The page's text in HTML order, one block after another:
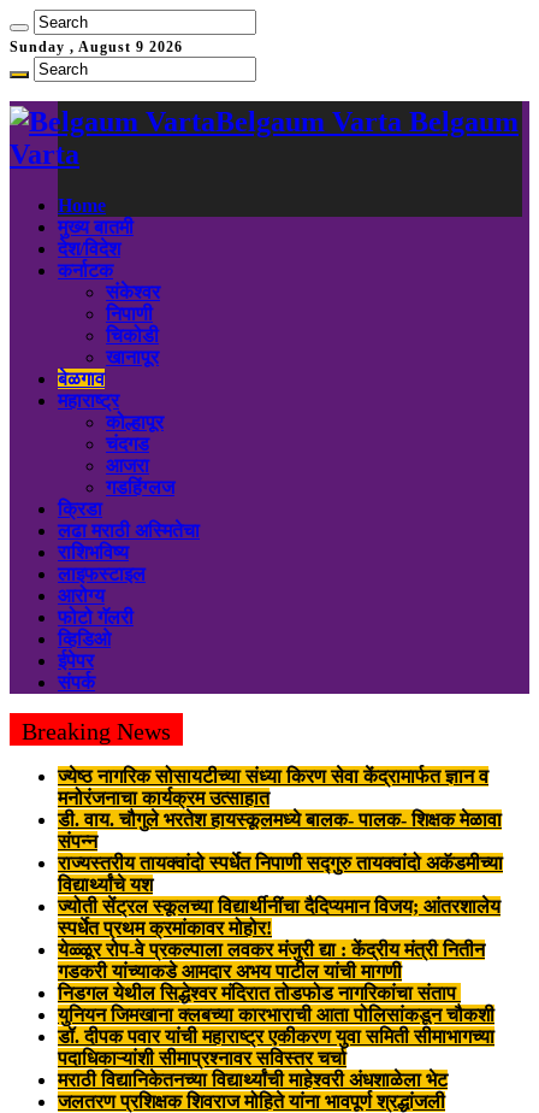
Sunday , August 9 2026
Belgaum Varta Belgaum
Varta
Home
मुख्य बातमी
देश/विदेश
कर्नाटक
संकेश्वर
निपाणी
चिकोडी
खानापूर
बेळगाव
महाराष्ट्र
कोल्हापूर
चंदगड
आजरा
गडहिंग्लज
क्रिडा
लढा मराठी अस्मितेचा
राशिभविष्य
लाइफस्टाइल
आरोग्य
फोटो गॅलरी
व्हिडिओ
ईपेपर
संपर्क
Breaking News
ज्येष्ठ नागरिक सोसायटीच्या संध्या किरण सेवा केंद्रामार्फत ज्ञान व
मनोरंजनाचा कार्यक्रम उत्साहात
डी. वाय. चौगुले भरतेश हायस्कूलमध्ये बालक- पालक- शिक्षक मेळावा
संपन्न
राज्यस्तरीय तायक्वांदो स्पर्धेत निपाणी सद्गुरु तायक्वांदो अकॅडमीच्या
विद्यार्थ्यांचे यश
ज्योती सेंट्रल स्कूलच्या विद्यार्थीनींचा दैदिप्यमान विजय; आंतरशालेय
स्पर्धेत प्रथम क्रमांकावर मोहोर!
येळ्ळूर रोप-वे प्रकल्पाला लवकर मंजुरी द्या : केंद्रीय मंत्री नितीन
गडकरी यांच्याकडे आमदार अभय पाटील यांची मागणी
निडगल येथील सिद्धेश्वर मंदिरात तोडफोड नागरिकांचा संताप
युनियन जिमखाना क्लबच्या कारभाराची आता पोलिसांकडून चौकशी
डॉ. दीपक पवार यांची महाराष्ट्र एकीकरण युवा समिती सीमाभागच्या
पदाधिकाऱ्यांशी सीमाप्रश्नावर सविस्तर चर्चा
मराठी विद्यानिकेतनच्या विद्यार्थ्यांची माहेश्वरी अंधशाळेला भेट
जलतरण प्रशिक्षक शिवराज मोहिते यांना भावपूर्ण श्रद्धांजली